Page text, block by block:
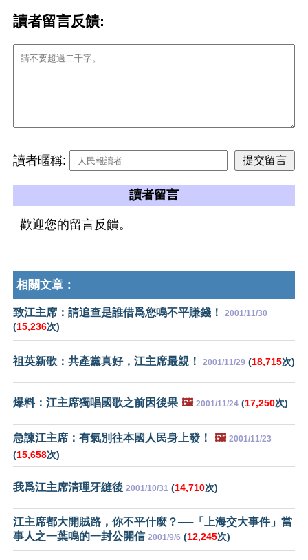
讀者留言反饋:
讀者暱稱:
讀者留言
歡迎您的留言反饋。
相關文章：
致江主席：請追查是誰借爲您鳴不平賺錢！ 2001/11/30
(15,236次)
祖英新歌：共產黨真好，江主席最親！ 2001/11/29 (18,715次)
爆料：江主席獨唱國歌之前因後果 🖼️ 2001/11/24 (17,250次)
急諫江主席：有氣別往本國人民身上發！ 🖼️ 2001/11/23
(15,658次)
我爲江主席清理牙縫後 2001/10/31 (14,710次)
江主席都大開賊路，你不平什麼？──「上海交大事件」當
事人之一葉鳴的一封公開信 2001/9/6 (12,245次)